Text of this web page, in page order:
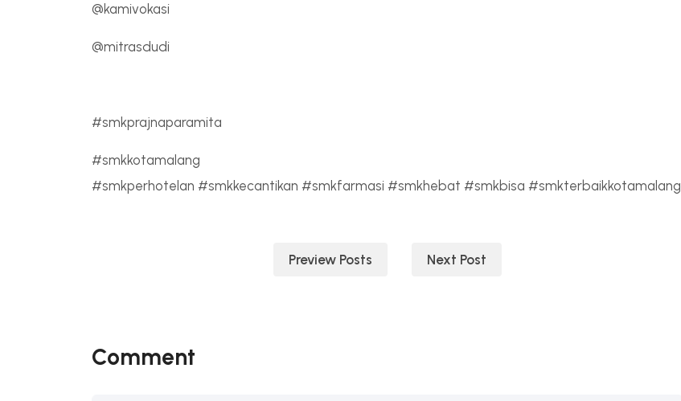
@kamivokasi
@mitrasdudi
#smkprajnaparamita
#smkkotamalang
#smkperhotelan #smkkecantikan #smkfarmasi #smkhebat #smkbisa #smkterbaikkotamalang
Preview Posts Next Post
Comment